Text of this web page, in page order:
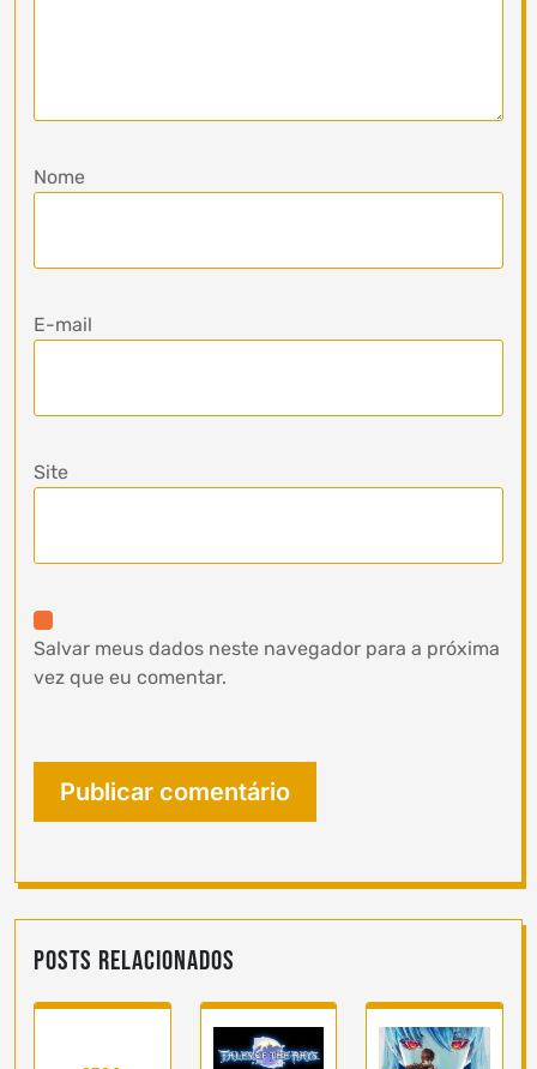
Nome
E-mail
Site
Salvar meus dados neste navegador para a próxima
vez que eu comentar.
Posts Relacionados